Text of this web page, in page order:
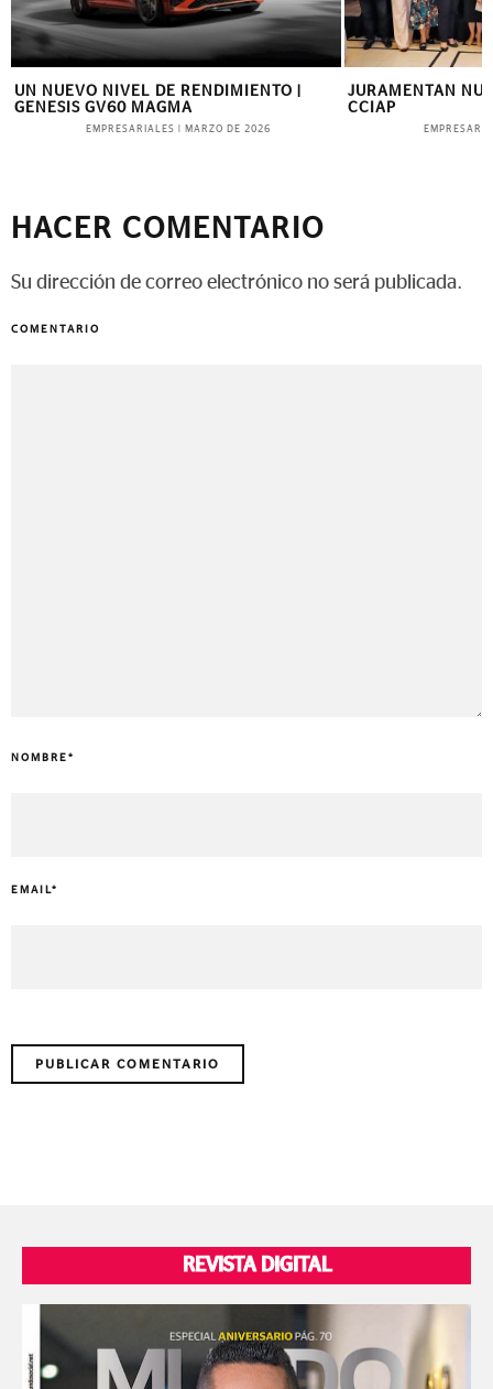
UN NUEVO NIVEL DE RENDIMIENTO |
GENESIS GV60 MAGMA
EMPRESARIALES MARZO DE 2026
JURAMENTAN
CCIAP
HACER COMENTARIO
Su dirección de correo electrónico no será publicada.
COMENTARIO
NOMBRE *
EMAIL*
REVISTA DIGITAL